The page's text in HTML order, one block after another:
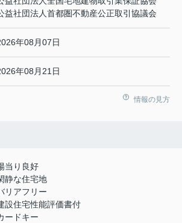
益社団法人首都圏不動産公正取引協議会
年08月07日
年08月21日
情報の見方
当り良好
静な住宅地
リアフリー
設住宅性能評価書付
ードキー